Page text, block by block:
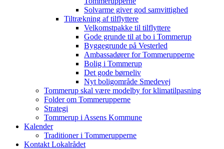
Solvarme giver god samvittighed
Tiltrækning af tilflyttere
Velkomstpakke til tilflyttere
Gode grunde til at bo i Tommerup
Byggegrunde på Vesterled
Ambassadører for Tommerupperne
Bolig i Tommerup
Det gode børneliv
Nyt boligområde Smedevej
Tommerup skal være modelby for klimatilpasning
Folder om Tommerupperne
Strategi
Tommerup i Assens Kommune
Kalender
Traditioner i Tommerupperne
Kontakt Lokalrådet